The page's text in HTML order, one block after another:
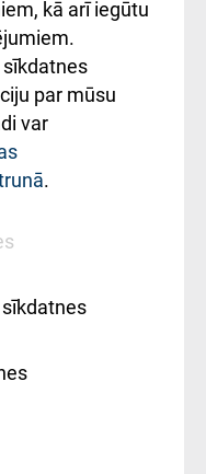
kā arī iegūtu
sīkdatnes
par mūsu
var
.